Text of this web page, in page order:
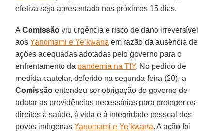
efetiva seja apresentada nos próximos 15 dias.
AComissão viu urgência e risco de dano irreversível
aosYanomami e Ye’kwana em razão da ausência de
ações adequadas adotadas pelo governo para o
enfrentamento da pandemia na TIY. No pedido de
medida cautelar, deferido na segunda-feira (20), a
Comissão entendeu ser obrigação do governo de
adotar as providências necessárias para proteger os
direitos à saúde, à vida e à integridade pessoal dos
povos indígenasYanomami e Ye’kwana. A ação foi